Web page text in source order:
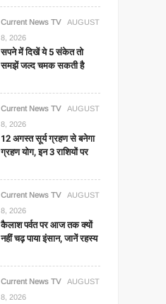
Current News TV
AUGUST
8, 2026
सपने में दिखें ये 5 संकेत तो
समझें जल्द चमक सकती है
Current News TV
AUGUST
8, 2026
12 अगस्त सूर्य ग्रहण से बनेगा
ग्रहण योग, इन 3 राशियों पर
Current News TV
AUGUST
8, 2026
कैलाश पर्वत पर आज तक क्यों
नहीं चढ़ पाया इंसान, जानें रहस्य
Current News TV
AUGUST
8, 2026